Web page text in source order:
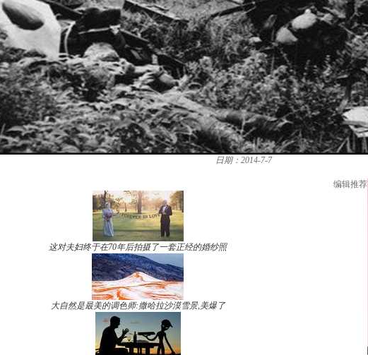
日期：2014-7-7
编辑推荐
这对夫妇终于在70年后拍摄了一套正经的婚纱照
大自然是最美的调色师:撒哈拉沙漠雪景,美爆了